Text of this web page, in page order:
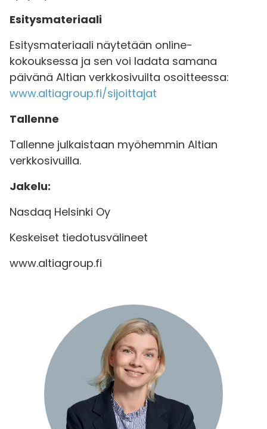
Esitysmateriaali
Esitysmateriaali näytetään online-
kokouksessa ja sen voi ladata samana
päivänä Altian verkkosivuilta osoitteessa:
www.altiagroup.fi/sijoittajat
Tallenne
Tallenne julkaistaan myöhemmin Altian
verkkosivuilla.
Jakelu:
Nasdaq Helsinki Oy
Keskeiset tiedotusvälineet
www.altiagroup.fi